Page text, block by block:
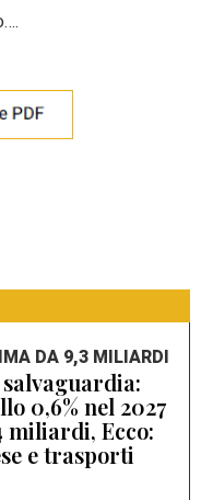
DA 9,3 MILIARDI
0,6% nel 2027
miliardi, Ecco:
e trasporti